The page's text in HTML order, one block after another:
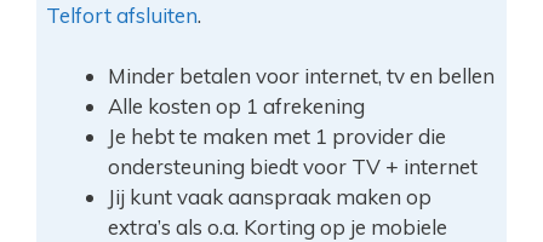
Telfort afsluiten.
Minder betalen voor internet, tv en bellen
Alle kosten op 1 afrekening
Je hebt te maken met 1 provider die
ondersteuning biedt voor TV + internet
Jij kunt vaak aanspraak maken op
extra’s als o.a. Korting op je mobiele